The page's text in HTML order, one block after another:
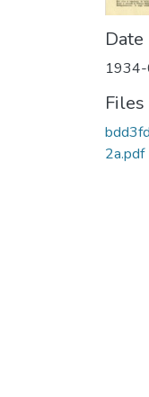
Date
Files
2a.pdf